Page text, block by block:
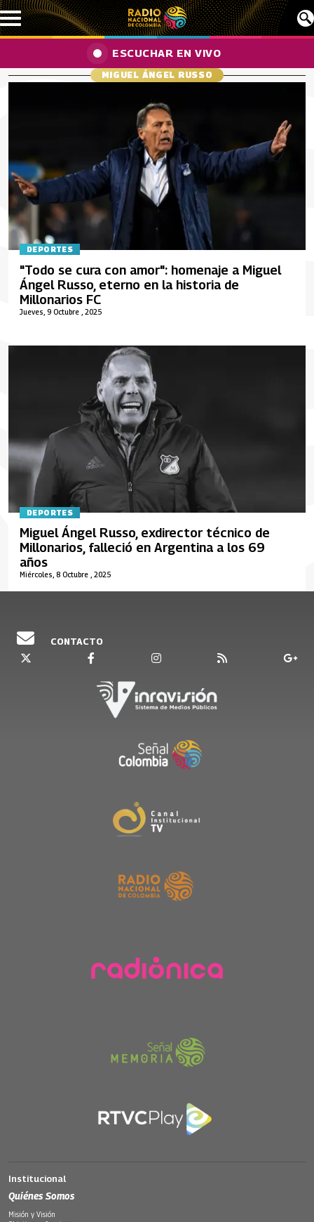
Pasar al contenido principal
ESCUCHAR EN VIVO
MIGUEL ÁNGEL RUSSO
DEPORTES
Jueves, 9 Octubre , 2025
"Todo se cura con amor": homenaje a Miguel
Ángel Russo, eterno en la historia de
Millonarios FC
DEPORTES
Miércoles, 8 Octubre , 2025
Miguel Ángel Russo, exdirector técnico de
Millonarios, falleció en Argentina a los 69
años
CONTACTO
Institucional
Quiénes Somos
Misión y Visión